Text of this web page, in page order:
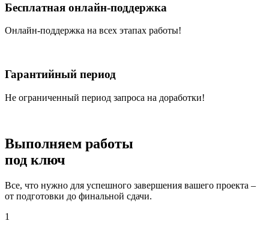
Бесплатная онлайн-поддержка
Онлайн-поддержка на всех этапах работы!
Гарантийный период
Не ограниченный период запроса на доработки!
Выполняем работы
под ключ
Все, что нужно для успешного завершения вашего проекта –
от подготовки до финальной сдачи.
1